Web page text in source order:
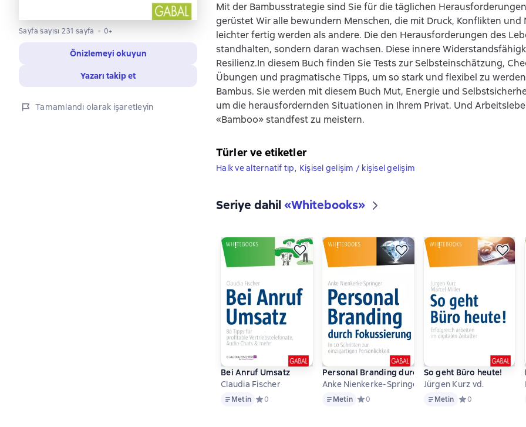
Sayfa sayısı 231 sayfa 0+
Önizlemeyi okuyun
Yazarı takip et
Tamamlandı olarak işaretleyin
Mit der Bambusstrategie sind Sie für die täglichen
gerüstet Wir alle bewundern Menschen, die mit Druck, Konflikten und
leichter fertig werden als andere. Die den Herausforderungen des
standhalten, sondern daran wachsen. Diese innere
Resilienz.In diesem Buch finden Sie Tests zur Selbsteinschätzung,
Übungen und pragmatische Tipps, um so stark und flexibel zu
Bambus. Sie werden mit diesem Buch Mut, Energie und
um die herausfordernden Situationen in Ihrem Privat. Und
«Bamboo» standfest zu meistern.
Türler ve etiketler
Halk ve alternatif tıp, Kişisel gelişim / kişisel gelişim
Seriye dahil«Whitebooks»
Bei Anruf Umsatz
Claudia Fischer
MetinMetin Средний рейтинг 0 на основе 0 оценок
0
Personal Branding durch Fokussierung
Anke Nienkerke-Springer
MetinMetin Средний рейтинг 0 на основе 0 оценок
0
So geht Büro heute!
Jürgen Kurz vd.
MetinMetin Средний рейтинг 0
0